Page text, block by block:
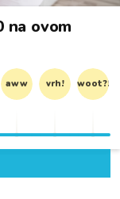
na ovom
aww vrh! woot?!